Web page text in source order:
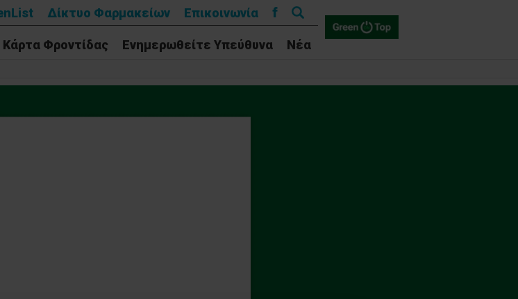
Δίκτυο Φαρμακείων Επικοινωνία f
Αναζήτηση
για:
Κάρτα Φροντίδας Ενημερωθείτε Υπεύθυνα Νέα